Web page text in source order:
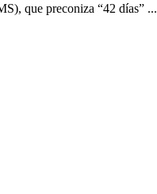
que preconiza “42 días” ...